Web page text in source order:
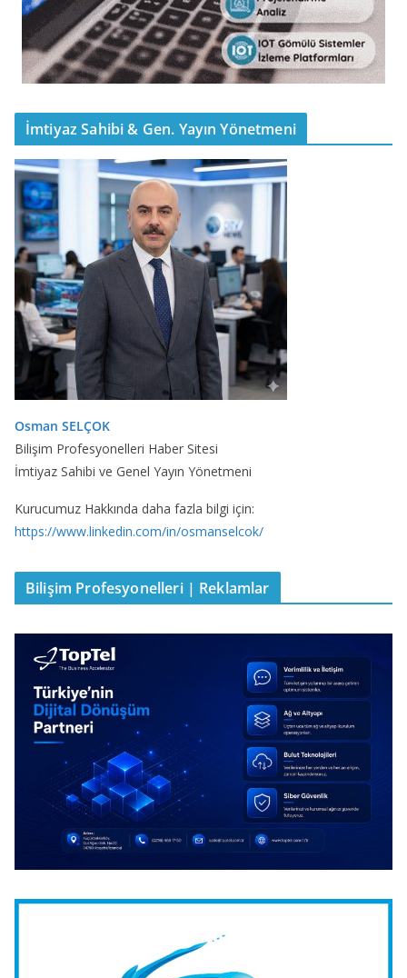
İmtiyaz Sahibi & Gen. Yayın Yönetmeni
Osman SELÇOK
Bilişim Profesyonelleri Haber Sitesi
İmtiyaz Sahibi ve Genel Yayın Yönetmeni
Kurucumuz Hakkında daha fazla bilgi için:
https://www.linkedin.com/in/osmanselcok/
Bilişim Profesyonelleri | Reklamlar